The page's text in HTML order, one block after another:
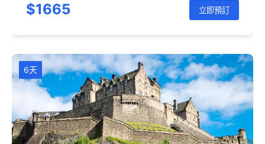
爾法斯特-約克-華威城堡-劍橋-倫敦
$1665 立即預訂
6天